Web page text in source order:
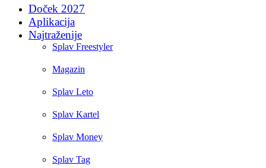
Doček 2027
Aplikacija
Najtraženije
Splav Freestyler
Magazin
Splav Leto
Splav Kartel
Splav Money
Splav Tag